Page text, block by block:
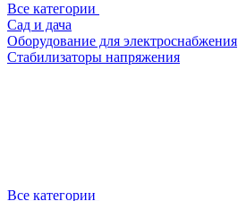
Все категории
Сад и дача
Оборудование для электроснабжения
Стабилизаторы напряжения
Все категории